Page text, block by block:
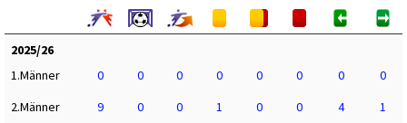
2025/26
1.Männer
0 0 0 0 0 0 0
0
2.Männer
9 0 0 1 0 0 4
1